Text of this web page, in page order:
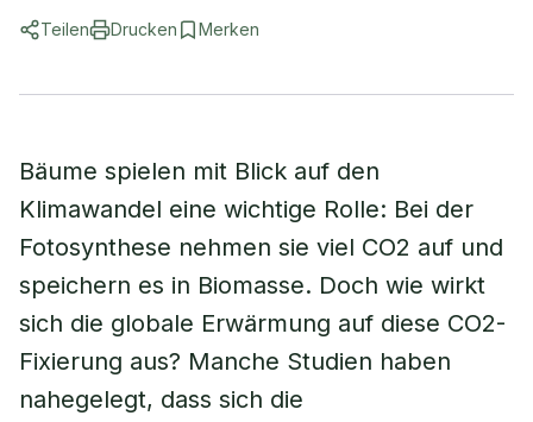
Teilen Drucken Merken
Bäume spielen mit Blick auf den
Klimawandel eine wichtige Rolle: Bei der
Fotosynthese nehmen sie viel CO2 auf und
speichern es in Biomasse. Doch wie wirkt
sich die globale Erwärmung auf diese CO2-
Fixierung aus? Manche Studien haben
nahegelegt, dass sich die